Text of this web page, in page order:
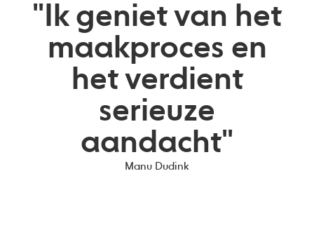
"Ik geniet van het
maakproces en
het verdient
serieuze
aandacht"
Manu Dudink